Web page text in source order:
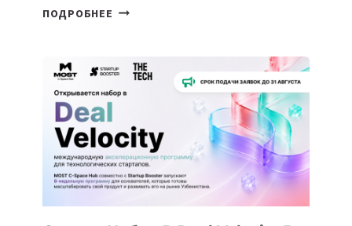
ПОДРОБНЕЕ ОТ
АЛМАТЫ:
КАК
AI
YOUTH
CAMP
ДАЛ
30
ПОДРОСТКАМ